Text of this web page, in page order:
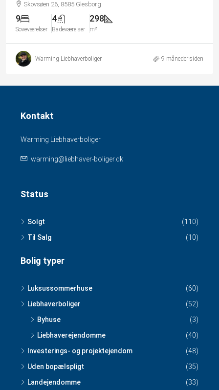
Skovsøen 26, 8585 Glesborg
9
Soveværelser
4
Badeværelser
298
m²
Warming Liebhaverboliger 9 måneder siden
Kontakt
Warming Liebhaverboliger
warming@liebhaver-boliger.dk
Status
Solgt
(110)
Til Salg
(10)
Bolig typer
Luksussommerhuse
(60)
Liebhaverboliger
(52)
Byhuse
(3)
Liebhaverejendomme
(40)
Investerings- og projektejendom
(48)
Uden bopælspligt
(35)
Landejendomme
(33)